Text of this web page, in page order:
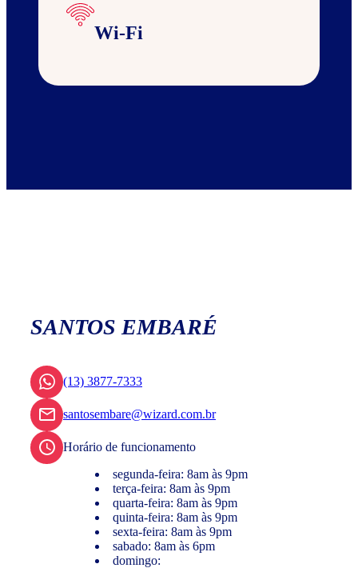
Wi-Fi
SANTOS EMBARÉ
(13) 3877-7333
santosembare@wizard.com.br
Horário de funcionamento
segunda-feira: 8am às 9pm
terça-feira: 8am às 9pm
quarta-feira: 8am às 9pm
quinta-feira: 8am às 9pm
sexta-feira: 8am às 9pm
sabado: 8am às 6pm
domingo: